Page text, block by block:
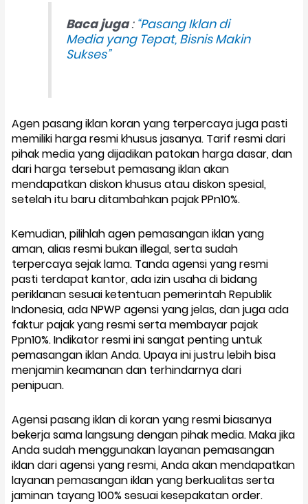
Baca juga:“Pasang Iklan di
Media yang Tepat, Bisnis Makin
Sukses”
Agen pasang iklan koran yang terpercaya juga pasti
memiliki harga resmi khusus jasanya. Tarif resmi dari
pihak media yang dijadikan patokan harga dasar, dan
dari harga tersebut pemasang iklan akan
mendapatkan diskon khusus atau diskon spesial,
setelah itu baru ditambahkan pajak PPn10%.
Kemudian, pilihlah agen pemasangan iklan yang
aman, alias resmi bukan illegal, serta sudah
terpercaya sejak lama. Tanda agensi yang resmi
pasti terdapat kantor, ada izin usaha di bidang
periklanan sesuai ketentuan pemerintah Republik
Indonesia, ada NPWP agensi yang jelas, dan juga ada
faktur pajak yang resmi serta membayar pajak
Ppn10%. Indikator resmi ini sangat penting untuk
pemasangan iklan Anda. Upaya ini justru lebih bisa
menjamin keamanan dan terhindarnya dari
penipuan.
Agensi pasang iklan di koran yang resmi biasanya
bekerja sama langsung dengan pihak media. Maka jika
Anda sudah menggunakan layanan pemasangan
iklan dari agensi yang resmi, Anda akan mendapatkan
layanan pemasangan iklan yang berkualitas serta
jaminan tayang 100% sesuai kesepakatan order.